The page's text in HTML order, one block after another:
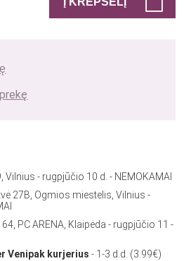
Vilnius - rugpjūčio 10 d. - NEMOKAMAI
27B, Ogmios miestelis, Vilnius -
PC ARENA, Klaipėda - rugpjūčio 11 -
Venipak kurjerius - 1-3 d.d. (3.99€)